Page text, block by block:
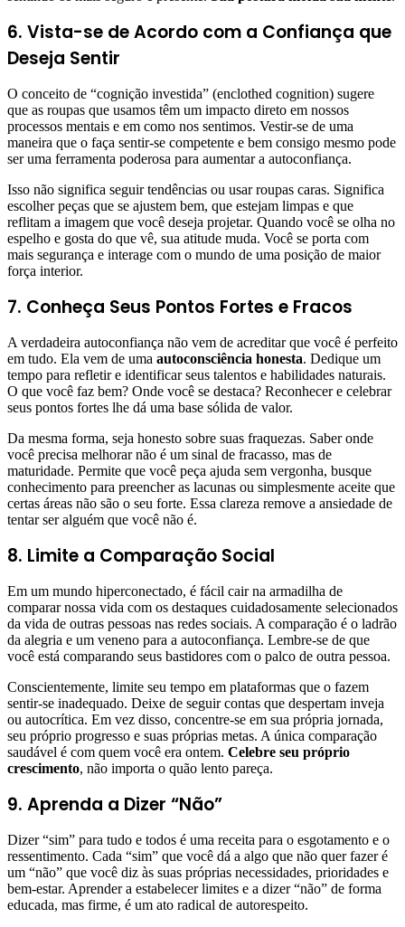
6. Vista-se de Acordo com a Confiança que
Deseja Sentir
O conceito de “cognição investida” (enclothed cognition) sugere
que as roupas que usamos têm um impacto direto em nossos
processos mentais e em como nos sentimos. Vestir-se de uma
maneira que o faça sentir-se competente e bem consigo mesmo pode
ser uma ferramenta poderosa para aumentar a autoconfiança.
Isso não significa seguir tendências ou usar roupas caras. Significa
escolher peças que se ajustem bem, que estejam limpas e que
reflitam a imagem que você deseja projetar. Quando você se olha no
espelho e gosta do que vê, sua atitude muda. Você se porta com
mais segurança e interage com o mundo de uma posição de maior
força interior.
7. Conheça Seus Pontos Fortes e Fracos
A verdadeira autoconfiança não vem de acreditar que você é perfeito
em tudo. Ela vem de uma autoconsciência honesta. Dedique um
tempo para refletir e identificar seus talentos e habilidades naturais.
O que você faz bem? Onde você se destaca? Reconhecer e celebrar
seus pontos fortes lhe dá uma base sólida de valor.
Da mesma forma, seja honesto sobre suas fraquezas. Saber onde
você precisa melhorar não é um sinal de fracasso, mas de
maturidade. Permite que você peça ajuda sem vergonha, busque
conhecimento para preencher as lacunas ou simplesmente aceite que
certas áreas não são o seu forte. Essa clareza remove a ansiedade de
tentar ser alguém que você não é.
8. Limite a Comparação Social
Em um mundo hiperconectado, é fácil cair na armadilha de
comparar nossa vida com os destaques cuidadosamente selecionados
da vida de outras pessoas nas redes sociais. A comparação é o ladrão
da alegria e um veneno para a autoconfiança. Lembre-se de que
você está comparando seus bastidores com o palco de outra pessoa.
Conscientemente, limite seu tempo em plataformas que o fazem
sentir-se inadequado. Deixe de seguir contas que despertam inveja
ou autocrítica. Em vez disso, concentre-se em sua própria jornada,
seu próprio progresso e suas próprias metas. A única comparação
saudável é com quem você era ontem. Celebre seu próprio
crescimento, não importa o quão lento pareça.
9. Aprenda a Dizer “Não”
Dizer “sim” para tudo e todos é uma receita para o esgotamento e o
ressentimento. Cada “sim” que você dá a algo que não quer fazer é
um “não” que você diz às suas próprias necessidades, prioridades e
bem-estar. Aprender a estabelecer limites e a dizer “não” de forma
educada, mas firme, é um ato radical de autorespeito.